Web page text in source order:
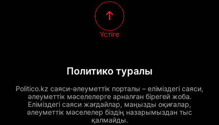
Политико туралы
Politico.kz саяси-әлеуметтік порталы – еліміздегі саяси,
әлеуметтік мәселелерге арналған бірегей жоба.
Еліміздегі саяси жағдайлар, маңызды оқиғалар,
әлеуметтік мәселелер біздің назарымыздан тыс
қалмайды.
Үстіге